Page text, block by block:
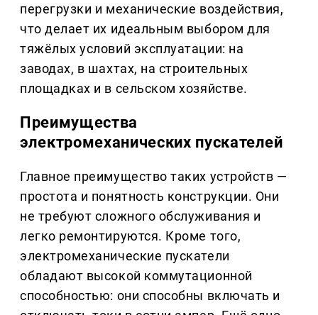
перегрузки и механические воздействия,
что делает их идеальным выбором для
тяжёлых условий эксплуатации: на
заводах, в шахтах, на строительных
площадках и в сельском хозяйстве.
Преимущества
электромеханических пускателей
Главное преимущество таких устройств —
простота и понятность конструкции. Они
не требуют сложного обслуживания и
легко ремонтируются. Кроме того,
электромеханические пускатели
обладают высокой коммутационной
способностью: они способны включать и